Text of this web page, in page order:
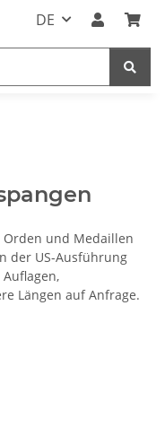
DE
und Medaillen
der US-Ausführung
Längen auf Anfrage.